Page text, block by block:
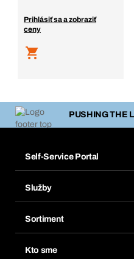
Prihlásiť sa a zobraziť
ceny
PUSHING THE
Self-Service Portal
Obľúbené
Opakované objednávky
Predplatné
Služby
Chemická databáza
Sortiment
Kto sme